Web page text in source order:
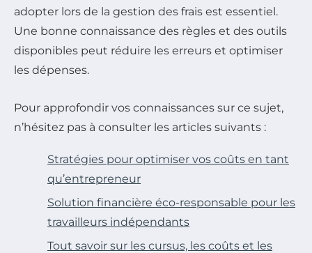
adopter lors de la gestion des frais est essentiel.
Une bonne connaissance des règles et des outils
disponibles peut réduire les erreurs et optimiser
les dépenses.
Pour approfondir vos connaissances sur ce sujet,
n’hésitez pas à consulter les articles suivants :
Stratégies pour optimiser vos coûts en tant
qu’entrepreneur
Solution financière éco-responsable pour les
travailleurs indépendants
Tout savoir sur les cursus, les coûts et les